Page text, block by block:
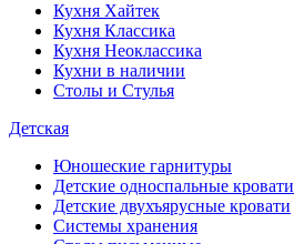
Кухня Хайтек
Кухня Классика
Кухня Неоклассика
Кухни в наличии
Столы и Стулья
Детская
Юношеские гарнитуры
Детские односпальные кровати
Детские двухъярусные кровати
Системы хранения